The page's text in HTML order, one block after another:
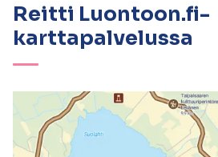
Reitti Luontoon.fi-
karttapalvelussa